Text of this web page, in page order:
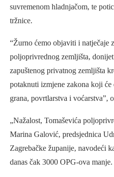
suvremenom hladnjačom, te
tržnice.
“Žurno ćemo objaviti i natječaje
poljoprivrednog zemljišta,
zapuštenog privatnog zemljišta
potaknuti izmjene zakona koji će
grana, povrtlarstva i voćarstva”,
„Nažalost, Tomaševića
Marina Galović, predsjednica
Zagrebačke županije, navodeći
danas čak 3000 OPG-ova manje.